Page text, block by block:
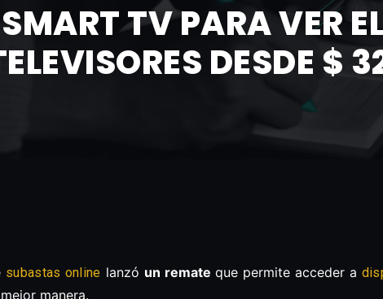
SMART TV PARA VER
DESDE $
subastas online lanzó un remate que permite acceder a
manera.